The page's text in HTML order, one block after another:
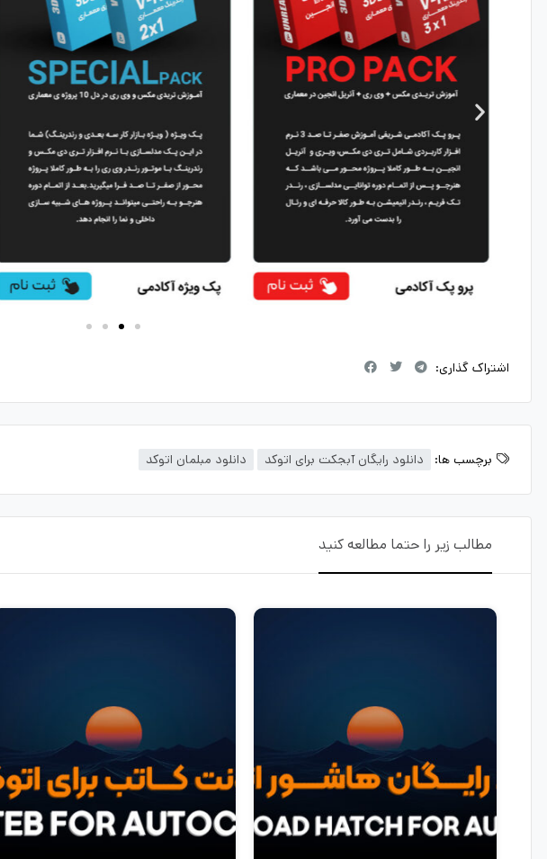
اشتراک گذاری:
برچسب ها: دانلود رایگان آبجکت برای اتوکد دانلود مبلمان اتوکد
مطالب زیر را حتما مطالعه کنید